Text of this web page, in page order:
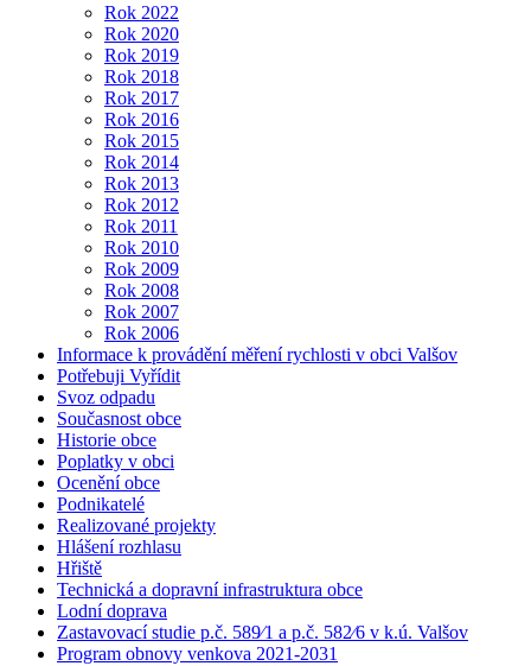
Rok 2022
Rok 2020
Rok 2019
Rok 2018
Rok 2017
Rok 2016
Rok 2015
Rok 2014
Rok 2013
Rok 2012
Rok 2011
Rok 2010
Rok 2009
Rok 2008
Rok 2007
Rok 2006
Informace k provádění měření rychlosti v obci Valšov
Potřebuji Vyřídit
Svoz odpadu
Současnost obce
Historie obce
Poplatky v obci
Ocenění obce
Podnikatelé
Realizované projekty
Hlášení rozhlasu
Hřiště
Technická a dopravní infrastruktura obce
Lodní doprava
Zastavovací studie p.č. 589⁄1 a p.č. 582⁄6 v k.ú. Valšov
Program obnovy venkova 2021-2031